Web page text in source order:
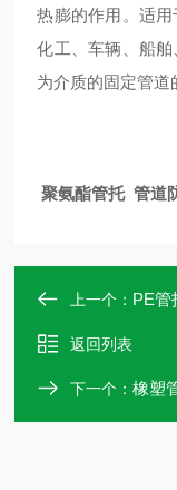
热膨的作用。适用
化工、车辆、船
为介质的固定管道
聚氨酯管托 管道
上一个： PE管
返回列表
下一个：橡塑